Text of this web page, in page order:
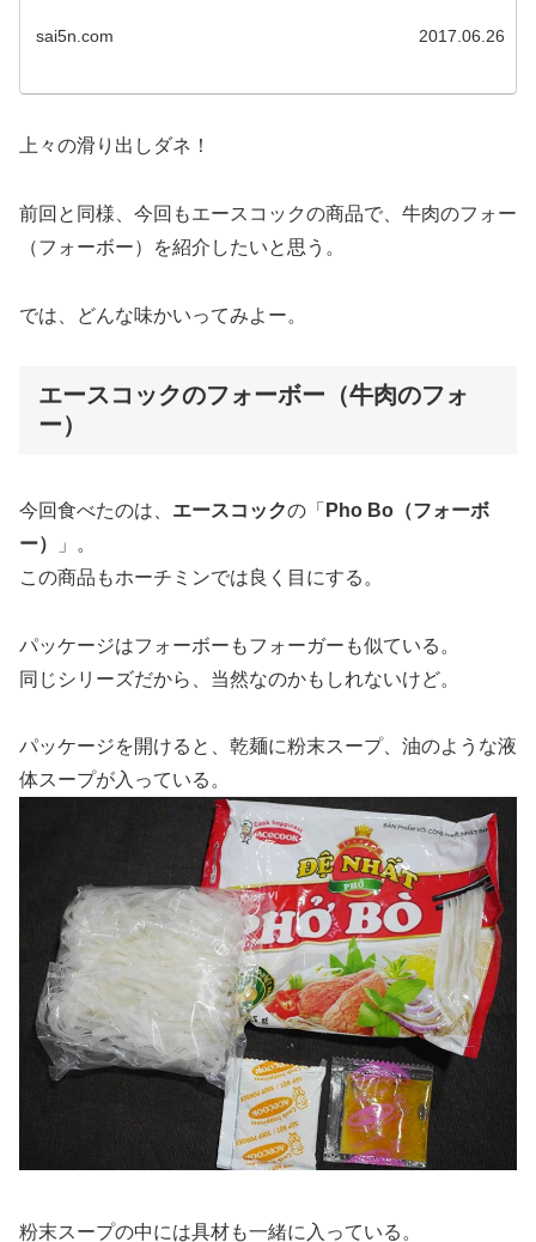
sai5n.com 2017.06.26
上々の滑り出しダネ！
前回と同様、今回もエースコックの商品で、牛肉のフォー
（フォーボー）を紹介したいと思う。
では、どんな味かいってみよー。
エースコックのフォーボー（牛肉のフォ
ー）
今回食べたのは、 エースコックの「 Pho Bo（フォーボ
ー）
」。
この商品もホーチミンでは良く目にする。
パッケージはフォーボーもフォーガーも似ている。
同じシリーズだから、当然なのかもしれないけど。
パッケージを開けると、乾麺に粉末スープ、油のような液
体スープが入っている。
粉末スープの中には具材も一緒に入っている。